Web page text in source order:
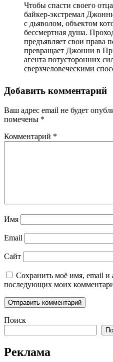
Чтобы спасти своего отца от верной гибели,
байкер-экстремал
с дьяволом, объектом
бессмертная душа.
предъявляет свои права
превращает Джонни в
агента потусторонних
сверхчеловеческими
Добавить комментарий
Ваш адрес email не будет
помечены *
Комментарий *
Имя
Email
Сайт
Сохранить моё имя, email и
последующих моих
Поиск
Реклама